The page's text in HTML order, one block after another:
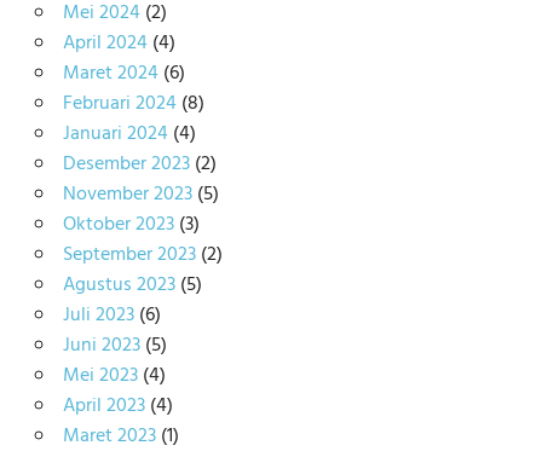
Mei 2024(2)
April 2024(4)
Maret 2024(6)
Februari 2024(8)
Januari 2024(4)
Desember 2023(2)
November 2023(5)
Oktober 2023(3)
September 2023(2)
Agustus 2023(5)
Juli 2023(6)
Juni 2023(5)
Mei 2023(4)
April 2023(4)
Maret 2023(1)